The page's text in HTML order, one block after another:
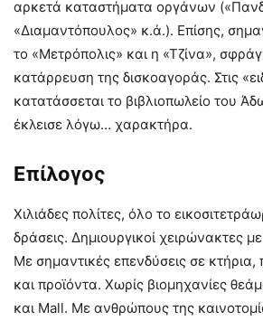
αρκετά καταστήματα οργάνων
«Διαμαντόπουλος» κ.ά.). Επίσης,
το «Μετρόπολις» και η «Τζίνα»,
κατάρρευση της δισκοαγοράς. Στις
κατατάσσεται το βιβλιοπωλείο του
έκλεισε λόγω… χαρακτήρα.
Επίλογος
Χιλιάδες πολίτες, όλο το
δράσεις. Δημιουργικοί χειρώνακτες
Με σημαντικές επενδύσεις σε κτήρια,
και προϊόντα. Χωρίς βιομηχανίες
και Mall. Με ανθρώπους της